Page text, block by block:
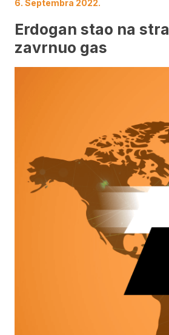
6. Septembra 2022.
Erdogan stao na
zavrnuo gas